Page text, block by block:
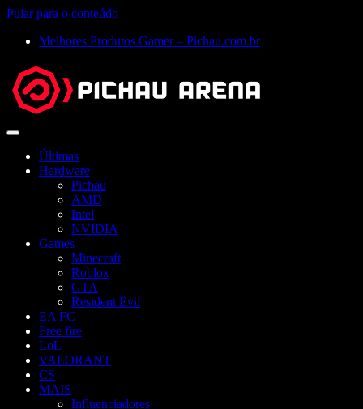
Pular para o conteúdo
Melhores Produtos Gamer – Pichau.com.br
Abrir
Últimas
Hardware
Pichau
AMD
Intel
NVIDIA
Games
Minecraft
Roblox
GTA
Resident Evil
EA FC
Free fire
LoL
VALORANT
CS
MAIS
Influenciadores